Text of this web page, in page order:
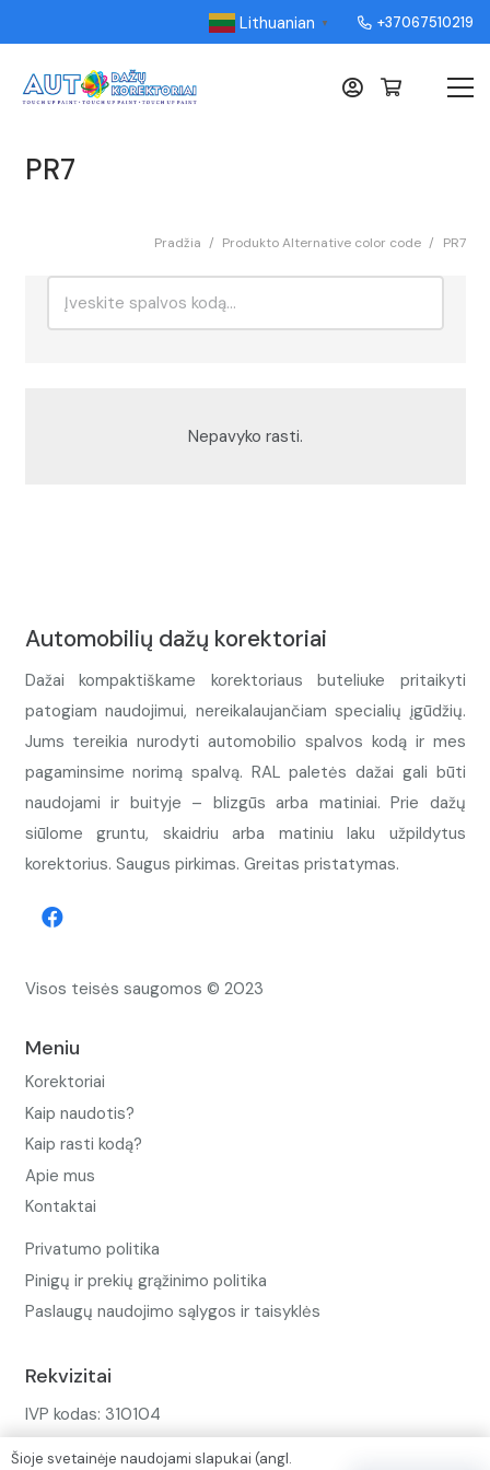
Lithuanian ▼ +37067510219
PR7
Pradžia / Produkto Alternative color code / PR7
Nepavyko rasti.
Automobilių dažų korektoriai
Dažai kompaktiškame korektoriaus buteliuke pritaikyti
patogiam naudojimui, nereikalaujančiam specialių įgūdžių.
Jums tereikia nurodyti automobilio spalvos kodą ir mes
pagaminsime norimą spalvą. RAL paletės dažai gali būti
naudojami ir buityje – blizgūs arba matiniai. Prie dažų
siūlome gruntu, skaidriu arba matiniu laku užpildytus
korektorius. Saugus pirkimas. Greitas pristatymas.
Visos teisės saugomos © 2023
Meniu
Korektoriai
Kaip naudotis?
Kaip rasti kodą?
Apie mus
Kontaktai
Privatumo politika
Pinigų ir prekių grąžinimo politika
Paslaugų naudojimo sąlygos ir taisyklės
Rekvizitai
IVP kodas: 310104
Šioje svetainėje naudojami slapukai (angl.